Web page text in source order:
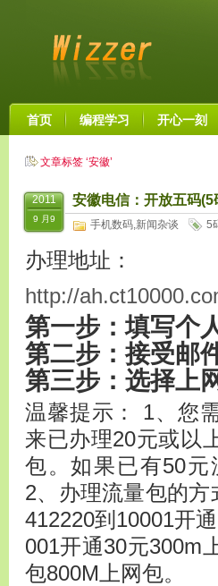
首页 编程学习 开心一刻
文章标签 ‘安徽’
2011
9 月9
安徽电信：开放五码
手机数码,新闻杂谈 5
办理地址：
http://
第一步：填写个
第二步：接受邮
第三步：选择上
温馨提示： 1、您
来已办理20元或以
包。如果已有50
2、办理流量包的
412220到10001开
001开通30元300m
包800M上网包。